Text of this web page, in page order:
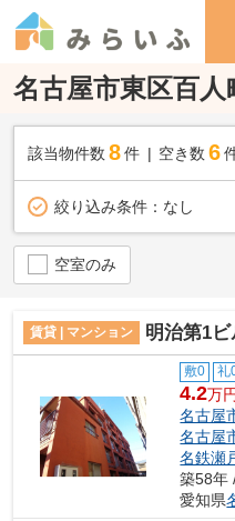
名古屋市東区百
該当物件数 8件 空き数 6
絞り込み条件： なし
空室のみ
賃貸 | マンション 明治第1ビ
敷0 礼
4.2万
名古屋
名古屋
名鉄瀬
築58年
愛知県